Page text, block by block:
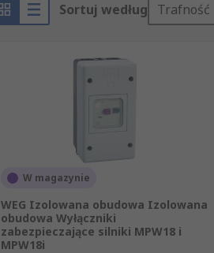
Sortuj według Trafność
W magazynie
WEG Izolowana obudowa Izolowana
obudowa Wyłączniki
zabezpieczające silniki MPW18 i
MPW18i